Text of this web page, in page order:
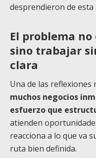
desprendieron de esta
El problema
sino trabajar
clara
Una de las reflexiones
muchos negocios
esfuerzo que
atienden
reacciona a lo que va
ruta bien definida.